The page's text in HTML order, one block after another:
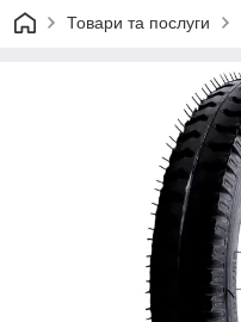
Товари та послуги